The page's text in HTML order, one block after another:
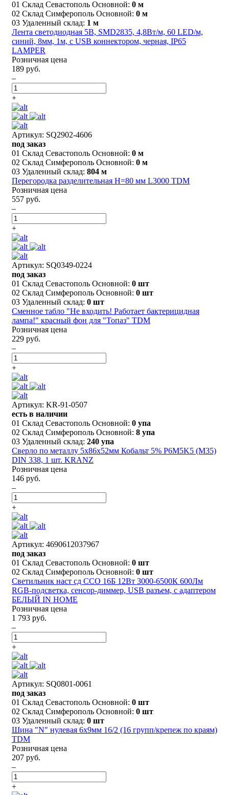
01 Склад Севастополь Основной: 0 м
02 Склад Симферополь Основной: 0 м
03 Удаленный склад: 1 м
Лента светодиодная 5В, SMD2835, 4,8Вт/м, 60 LED/м,
синий, 8мм, 1м, с USB коннектором, черная, IP65
LAMPER
Розничная цена
189 руб.
–
+
Артикул: SQ2902-4606
под заказ
01 Склад Севастополь Основной: 0 м
02 Склад Симферополь Основной: 0 м
03 Удаленный склад: 804 м
Перегородка разделительная H=80 мм L3000 TDM
Розничная цена
557 руб.
–
+
Артикул: SQ0349-0224
под заказ
01 Склад Севастополь Основной: 0 шт
02 Склад Симферополь Основной: 0 шт
03 Удаленный склад: 0 шт
Сменное табло "Не входить! Работает бактерицидная
лампа!" красный фон для "Топаз" TDM
Розничная цена
229 руб.
–
+
Артикул: KR-91-0507
есть в наличии
01 Склад Севастополь Основной: 0 упа
02 Склад Симферополь Основной: 8 упа
03 Удаленный склад: 240 упа
Сверло по металлу 5х86х52мм Кобальт 5% P6M5K5 (М35)
DIN 338, 1 шт. KRANZ
Розничная цена
146 руб.
–
+
Артикул: 4690612037967
под заказ
01 Склад Севастополь Основной: 0 шт
02 Склад Симферополь Основной: 0 шт
Светильник наст сд ССО 16Б 12Вт 3000-6500К 600Лм
RGB-подсветка, сенсор-диммер, USB разъем, с адаптером
БЕЛЫЙ IN HOME
Розничная цена
1 793 руб.
–
+
Артикул: SQ0801-0061
под заказ
01 Склад Севастополь Основной: 0 шт
02 Склад Симферополь Основной: 0 шт
03 Удаленный склад: 0 шт
Шина "N" нулевая 6х9мм 16/2 (16 групп/крепеж по краям)
TDM
Розничная цена
207 руб.
–
+